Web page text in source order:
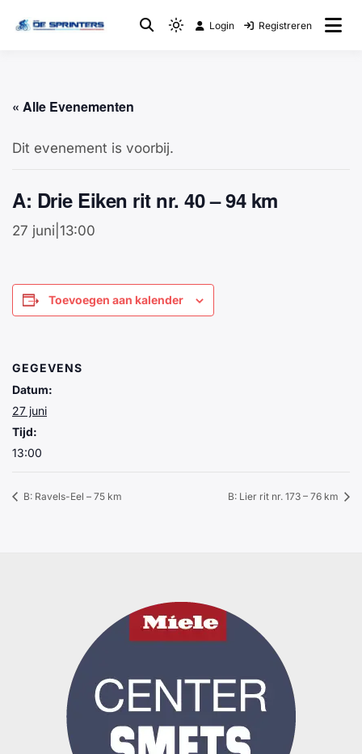
Fietsclub Login Registreren
« Alle Evenementen
Dit evenement is voorbij.
A: Drie Eiken rit nr. 40 – 94 km
27 juni|13:00
Toevoegen aan kalender
GEGEVENS
Datum:
27 juni
Tijd:
13:00
B: Ravels-Eel – 75 km B: Lier rit nr. 173 – 76 km